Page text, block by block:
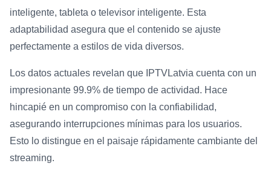
inteligente, tableta o televisor inteligente. Esta
adaptabilidad asegura que el contenido se ajuste
perfectamente a estilos de vida diversos.
Los datos actuales revelan que IPTVLatvia cuenta con un
impresionante 99.9% de tiempo de actividad. Hace
hincapié en un compromiso con la confiabilidad,
asegurando interrupciones mínimas para los usuarios.
Esto lo distingue en el paisaje rápidamente cambiante del
streaming.